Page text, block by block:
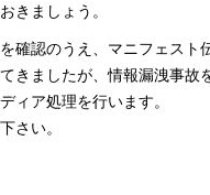
きましょう。
確認のうえ、マニフェスト
きましたが、情報漏洩事故
ィア処理を行います。
さい。